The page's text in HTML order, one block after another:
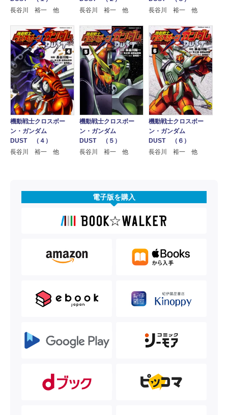
長谷川 裕一 他
長谷川 裕一 他
長谷川 裕一 他
機動戦士クロスボー
ン・ガンダム
DUST （４）
長谷川 裕一 他
機動戦士クロスボー
ン・ガンダム
DUST （５）
長谷川 裕一 他
機動戦士クロスボー
ン・ガンダム
DUST （６）
長谷川 裕一 他
電子版を購入